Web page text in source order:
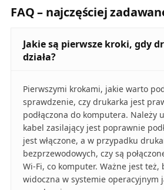
FAQ – najczęściej
Jakie są pierwsze kroki, gdy
działa?
Pierwszymi krokami, jakie warto
sprawdzenie, czy drukarka jest
podłączona do komputera. Należy
kabel zasilający jest poprawnie
jest włączone, a w przypadku
bezprzewodowych, czy są
Wi-Fi, co komputer. Ważne jest też,
widoczna w systemie operacyjnym